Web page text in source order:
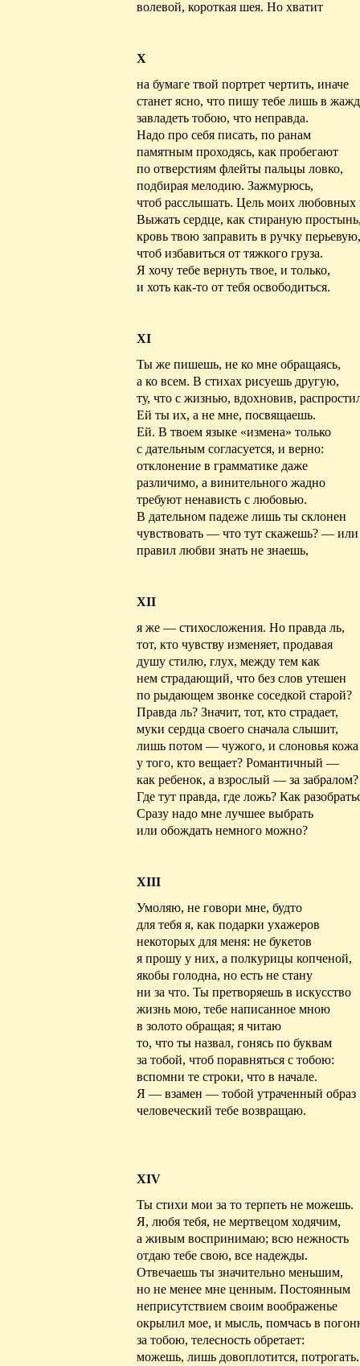
волевой, короткая шея. Но хватит
X
на бумаге твой портрет чертить, иначе
станет ясно, что пишу тебе лишь в
завладеть тобою, что неправда.
Надо про себя писать, по ранам
памятным проходясь, как пробегают
по отверстиям флейты пальцы ловко,
подбирая мелодию. Зажмурюсь,
чтоб расслышать. Цель моих
Выжать сердце, как стираную
кровь твою заправить в ручку перьевую,
чтоб избавиться от тяжкого груза.
Я хочу тебе вернуть твое, и только,
и хоть как-то от тебя освободиться.
XI
Ты же пишешь, не ко мне обращаясь,
а ко всем. В стихах рисуешь другую,
ту, что с жизнью, вдохновив,
Ей ты их, а не мне, посвящаешь.
Ей. В твоем языке «измена» только
с дательным согласуется, и верно:
отклонение в грамматике даже
различимо, а винительного жадно
требуют ненависть с любовью.
В дательном падеже лишь ты склонен
чувствовать — что тут скажешь? —
правил любви знать не знаешь,
XII
я же — стихосложения. Но правда ль,
тот, кто чувству изменяет, продавая
душу стилю, глух, между тем как
нем страдающий, что без слов утешен
по рыдающем звонке соседкой старой?
Правда ль? Значит, тот, кто страдает,
муки сердца своего сначала слышит,
лишь потом — чужого, и слоновья кожа
у того, кто вещает? Романтичный —
как ребенок, а взрослый — за забралом?
Где тут правда, где ложь? Как
Сразу надо мне лучшее выбрать
или обождать немного можно?
XIII
Умоляю, не говори мне, будто
для тебя я, как подарки ухажеров
некоторых для меня: не букетов
я прошу у них, а полкурицы копченой,
якобы голодна, но есть не стану
ни за что. Ты претворяешь в искусство
жизнь мою, тебе написанное мною
в золото обращая; я читаю
то, что ты назвал, гонясь по буквам
за тобой, чтоб поравняться с тобою:
вспомни те строки, что в начале.
Я — взамен — тобой утраченный образ
человеческий тебе возвращаю.
XIV
Ты стихи мои за то терпеть не можешь.
Я, любя тебя, не мертвецом ходячим,
а живым воспринимаю; всю нежность
отдаю тебе свою, все надежды.
Отвечаешь ты значительно меньшим,
но не менее мне ценным. Постоянным
неприсутствием своим воображенье
окрылил мое, и мысль, помчась в
за тобою, телесность обретает:
можешь, лишь довоплотится, потрогать.